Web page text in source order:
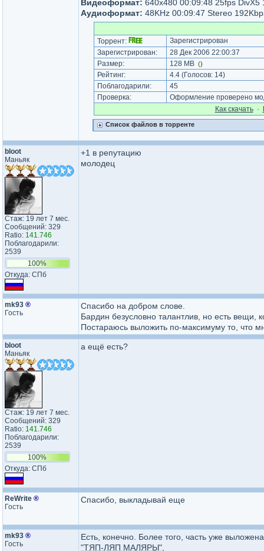
Видеоформат: 640x480 00:09:48 25fps DivX5
Аудиоформат: 48KHz 00:09:47 Stereo
Торрент:
Зарегистрирован
Зарегистрирован:
28 Дек 2006 22:00:37
Размер:
128 MB ()
Рейтинг: 4.4(Голосов: 14)
Поблагодарили:
45
Проверка:
Оформление проверено
Как cкачать·
Список файлов в торренте
bloot
Маньяк
Стаж: 19 лет 7 мес.
Сообщений: 329
Ratio: 141.746
Поблагодарили:
2539
100%
Откуда: СПб
+1 в репутацию
молодец
mk93 ®
Гость
Спасибо на добром слове.
Бардин безусловно талантлив, но есть
Постараюсь выложить по-максимуму то, что
bloot
Маньяк
Стаж: 19 лет 7 мес.
Сообщений: 329
Ratio: 141.746
Поблагодарили:
2539
100%
Откуда: СПб
а ещё есть?
ReWrite ®
Гость
Спасибо, выкладывай еще
mk93 ®
Гость
Есть, конечно. Более того, часть уже
"ТЯП-ЛЯП МАЛЯРЫ"